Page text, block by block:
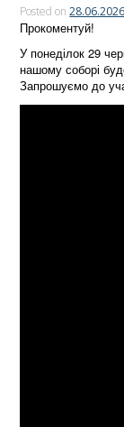
Posted on28.06.2026
Прокоментуй!
У понеділок 29
нашому соборі
Запрошуємо до